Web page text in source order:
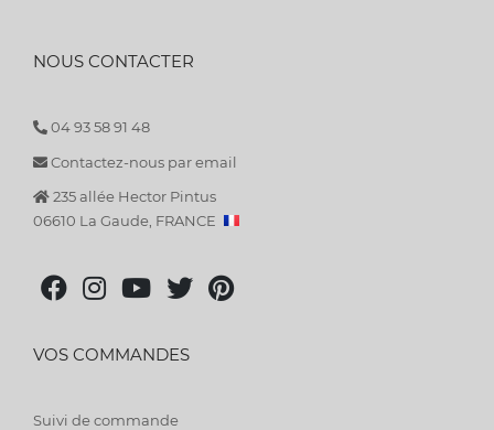
NOUS CONTACTER
04 93 58 91 48
Contactez-nous par email
235 allée Hector Pintus
06610 La Gaude, FRANCE
VOS COMMANDES
Suivi de commande